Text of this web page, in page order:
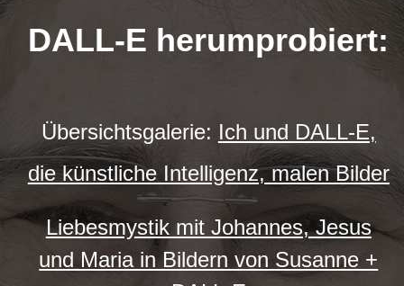
DALL-E herumprobiert:
Übersichtsgalerie: Ich und DALL-E,
die künstliche Intelligenz, malen Bilder
Liebesmystik mit Johannes, Jesus
und Maria in Bildern von Susanne +